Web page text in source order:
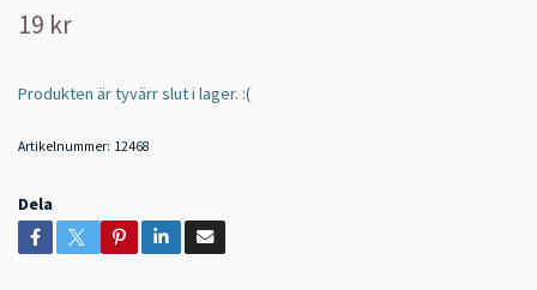
19 kr
Produkten är tyvärr slut i lager. :(
Artikelnummer: 12468
Dela